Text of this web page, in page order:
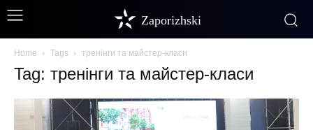
Zaporizhski
Home Tags тренінги та майстер-класи
Tag: тренінги та майстер-класи